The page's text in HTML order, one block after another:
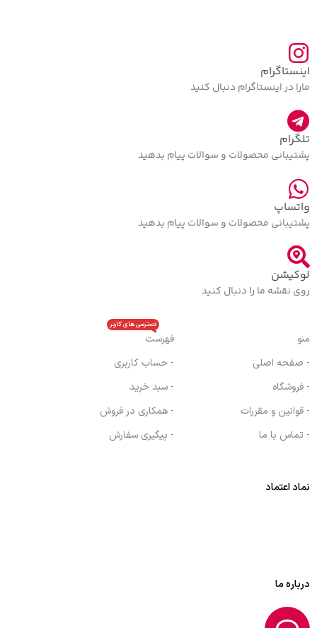
اینستاگرام
مارا در اینستاگرام دنبال کنید
تلگرام
پشتیبانی محصولات و سوالات پیام بدهید
واتساپ
پشتیبانی محصولات و سوالات پیام بدهید
لوکیشن
روی نقشه ما را دنبال کنید
منو
- صفحه اصلی
- فروشگاه
- قوانین و مقررات
- تماس با ما
فهرست
دسترسی های کاربر
- حساب کاربری
- سبد خرید
- همکاری در فروش
- پیگیری سفارش
نماد اعتماد
درباره ما